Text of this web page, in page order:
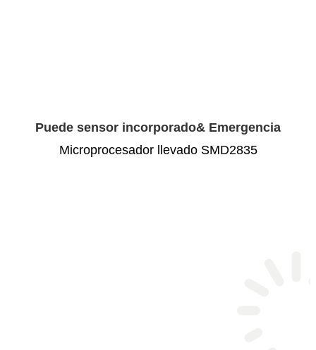
Puede sensor incorporado& Emergencia
Microprocesador llevado SMD2835